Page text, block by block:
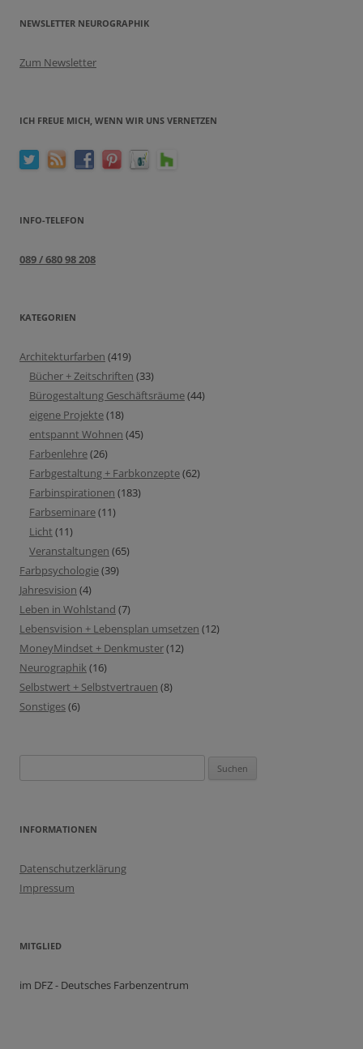
NEWSLETTER NEUROGRAPHIK
Zum Newsletter
ICH FREUE MICH, WENN WIR UNS VERNETZEN
INFO-TELEFON
089 / 680 98 208
KATEGORIEN
Architekturfarben (419)
Bücher + Zeitschriften (33)
Bürogestaltung Geschäftsräume(44)
eigene Projekte(18)
entspannt Wohnen (45)
Farbenlehre(26)
Farbgestaltung + Farbkonzepte(62)
Farbinspirationen (183)
Farbseminare(11)
Licht (11)
Veranstaltungen (65)
Farbpsychologie(39)
Jahresvision (4)
Leben in Wohlstand (7)
Lebensvision + Lebensplan umsetzen (12)
MoneyMindset + Denkmuster(12)
Neurographik(16)
Selbstwert + Selbstvertrauen (8)
Sonstiges(6)
nach:
INFORMATIONEN
Datenschutzerklärung
Impressum
MITGLIED
im DFZ - Deutsches Farbenzentrum